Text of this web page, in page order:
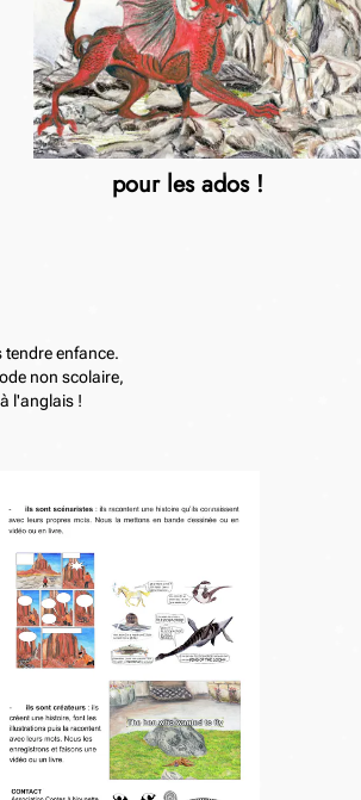
pour les ados !
enfance.
non scolaire,
l'anglais !